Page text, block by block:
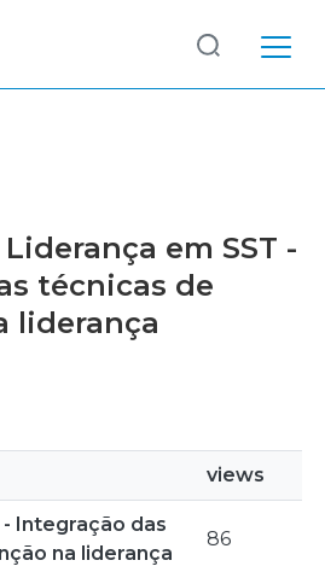
em SST -
técnicas de
liderança
views
Integração das
na liderança
86